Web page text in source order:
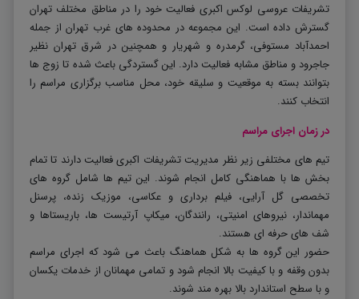
تشریفات عروسی لوکس اکبری فعالیت خود را در مناطق مختلف تهران
گسترش داده است. این مجموعه در محدوده های غرب تهران از جمله
احمدآباد مستوفی، گرمدره و شهریار و همچنین در شرق تهران نظیر
جاجرود و مناطق مشابه فعالیت دارد. این گستردگی باعث شده تا زوج ها
بتوانند بسته به موقعیت و سلیقه خود، محل مناسب برگزاری مراسم را
انتخاب کنند.
در زمان اجرای مراسم
تیم های مختلفی زیر نظر مدیریت تشریفات اکبری فعالیت دارند تا تمام
بخش ها با هماهنگی کامل انجام شوند. این تیم ها شامل گروه های
تخصصی گل آرایی، فیلم برداری و عکاسی، موزیک زنده، پرسنل
مهماندار، نیروهای امنیتی، رانندگان، میکاپ آرتیست ها، باریستاها و
شف های حرفه ای هستند.
حضور این گروه ها به شکل هماهنگ باعث می شود که اجرای مراسم
بدون وقفه و با کیفیت بالا انجام شود و تمامی مهمانان از خدمات یکسان
و با سطح استاندارد بالا بهره مند شوند.